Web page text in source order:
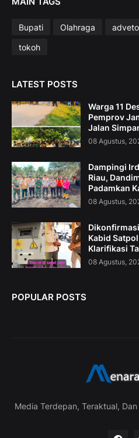
Bupati Olahraga
tokoh
LATEST POSTS
Warga 11
Pemprov
Jalan
08 Agustus,
Dampingi
Riau,
Padamkan
08 Agustus,
Kabid
Klarifikasi
08 Agustus,
POPULAR POSTS
Media Terdepan, Teraktual,